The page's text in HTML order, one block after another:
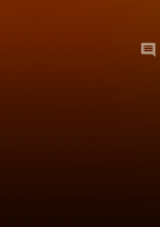
comment